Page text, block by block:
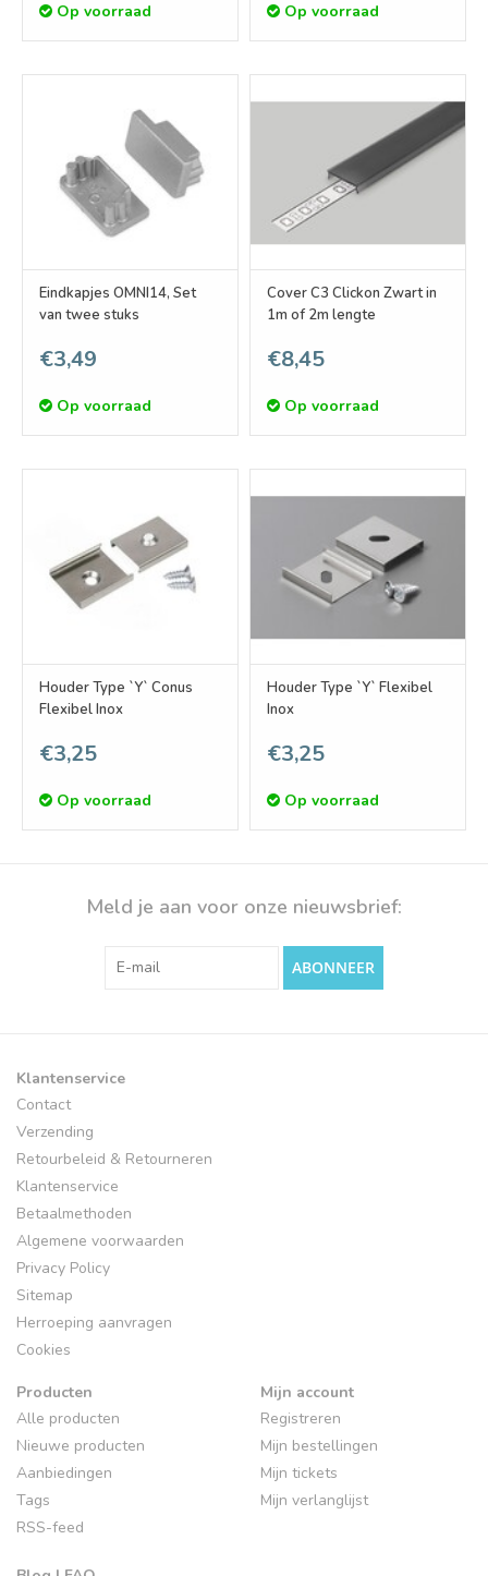
Op voorraad Op voorraad
Eindkapjes OMNI14, Set
van twee stuks
€3,49
Op voorraad
Cover C3 Clickon Zwart in
1m of 2m lengte
€8,45
Op voorraad
Houder Type `Y` Conus
Flexibel Inox
€3,25
Op voorraad
Houder Type `Y` Flexibel
Inox
€3,25
Op voorraad
Meld je aan voor onze nieuwsbrief:
ABONNEER
Klantenservice
Contact
Verzending
Retourbeleid & Retourneren
Klantenservice
Betaalmethoden
Algemene voorwaarden
Privacy Policy
Sitemap
Herroeping aanvragen
Cookies
Producten
Alle producten
Nieuwe producten
Aanbiedingen
Tags
RSS-feed
Mijn account
Registreren
Mijn bestellingen
Mijn tickets
Mijn verlanglijst